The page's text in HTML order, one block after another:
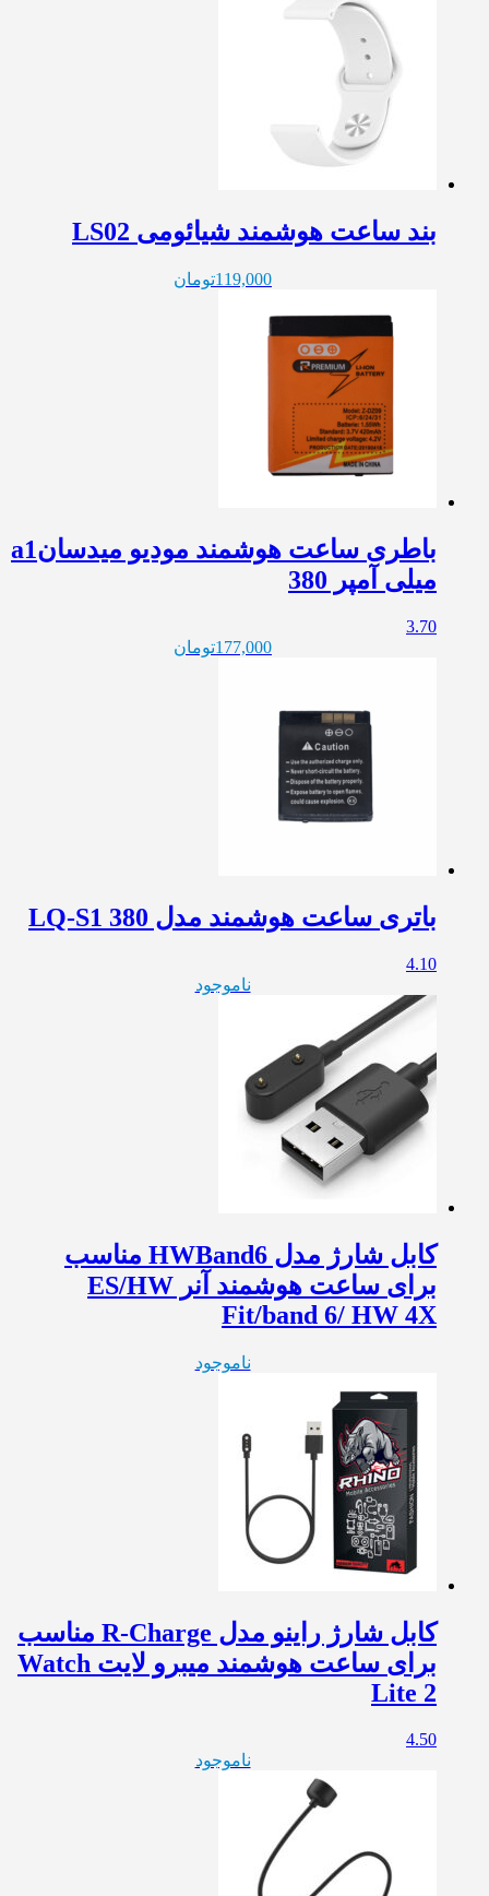
بند ساعت هوشمند شیائومی LS02
119,000تومان
باطری ساعت هوشمند مودیو میدسانa1
میلی آمپر 380
3.70
177,000تومان
باتری ساعت هوشمند مدل LQ-S1 380
4.10
ناموجود
کابل شارژ مدل HWBand6 مناسب
برای ساعت هوشمند آنر ES/HW
Fit/band 6/ HW 4X
ناموجود
کابل شارژ راینو مدل R-Charge مناسب
برای ساعت هوشمند میبرو لایت Watch
Lite 2
4.50
ناموجود